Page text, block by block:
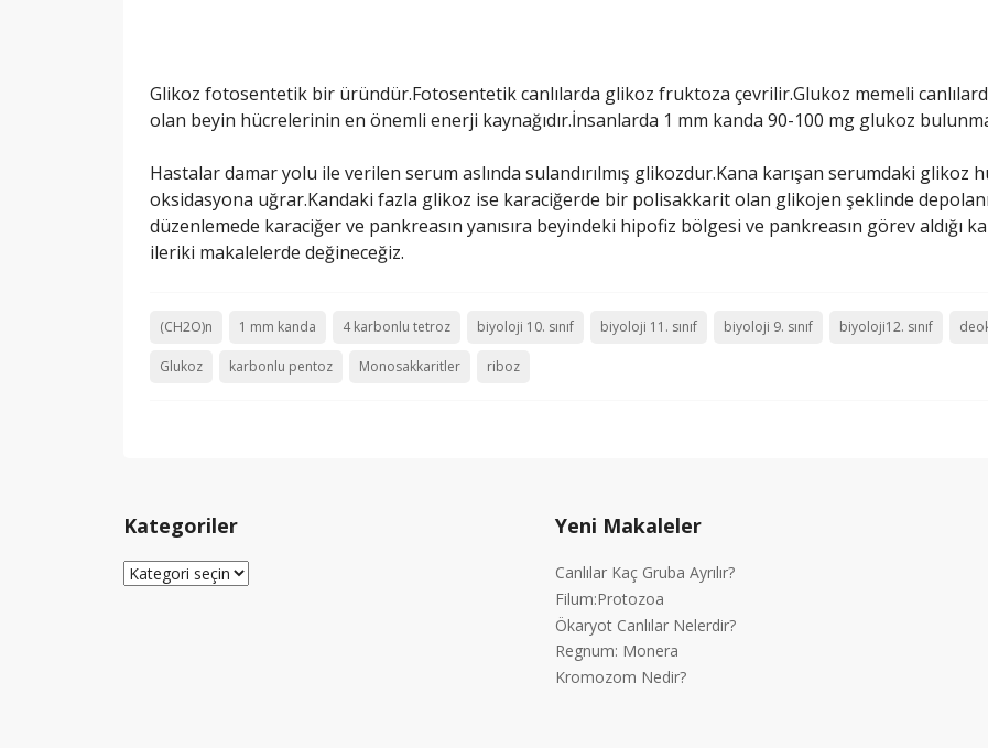
Glikoz fotosentetik bir üründür.Fotosentetik canlılarda glikoz fruktoza çevrilir.Glukoz memeli
olan beyin hücrelerinin en önemli enerji kaynağıdır.İnsanlarda 1 mm kanda 90-100 mg glukoz
Hastalar damar yolu ile verilen serum aslında sulandırılmış glikozdur.Kana karışan serumdaki glikoz
oksidasyona uğrar.Kandaki fazla glikoz ise karaciğerde bir polisakkarit olan glikojen şeklinde
düzenlemede karaciğer ve pankreasın yanısıra beyindeki hipofiz bölgesi ve pankreasın görev aldığı
ileriki makalelerde değineceğiz.
(CH2O)n 1 mm kanda 4 karbonlu tetroz biyoloji 10. sınıf biyoloji 11. sınıf biyoloji 9. sınıf biyoloji12. sınıf
Glukoz karbonlu pentoz Monosakkaritler riboz
Kategoriler
Kategoriler
Yeni Makaleler
Canlılar Kaç Gruba Ayrılır?
Filum:Protozoa
Ökaryot Canlılar Nelerdir?
Regnum: Monera
Kromozom Nedir?